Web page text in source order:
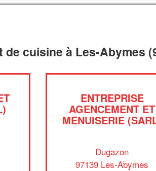
cuisine à Les-Abymes
ENTREPRISE
AGENCEMENT ET
MENUISERIE
Dugazon
97139 Les-Abymes